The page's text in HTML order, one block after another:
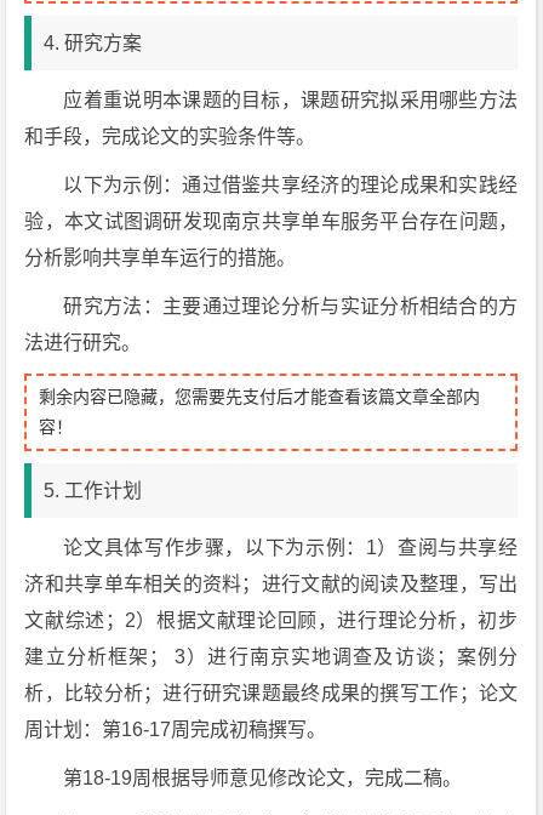
4. 研究方案
应着重说明本课题的目标，课题研究拟采用哪些方法
和手段，完成论文的实验条件等。
以下为示例：通过借鉴共享经济的理论成果和实践经
验，本文试图调研发现南京共享单车服务平台存在问题，
分析影响共享单车运行的措施。
研究方法：主要通过理论分析与实证分析相结合的方
法进行研究。
剩余内容已隐藏，您需要先支付后才能查看该篇文章全部内
容！
5. 工作计划
论文具体写作步骤，以下为示例：1）查阅与共享经
济和共享单车相关的资料；进行文献的阅读及整理，写出
文献综述；2）根据文献理论回顾，进行理论分析，初步
建立分析框架； 3）进行南京实地调查及访谈；案例分
析，比较分析；进行研究课题最终成果的撰写工作；论文
周计划：第16-17周完成初稿撰写。
第18-19周根据导师意见修改论文，完成二稿。